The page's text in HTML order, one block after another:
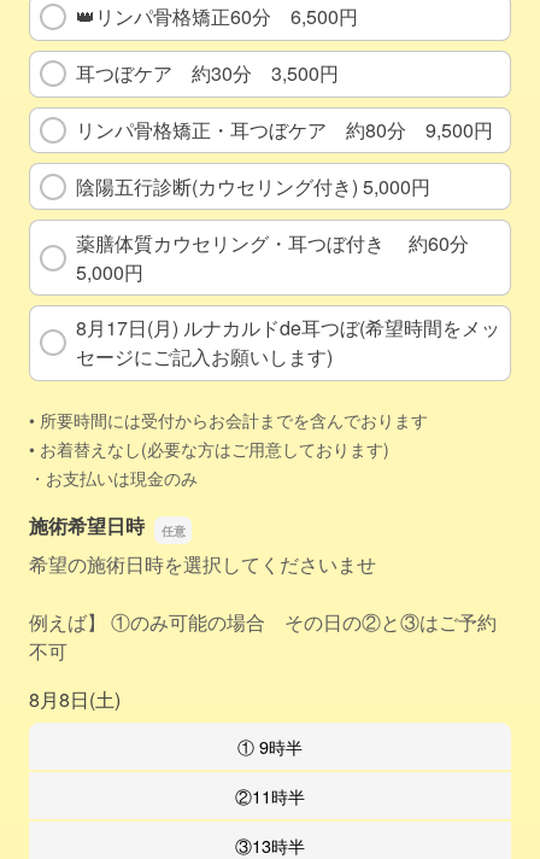
👑リンパ骨格矯正60分 6,500円
耳つぼケア 約30分 3,500円
リンパ骨格矯正・耳つぼケア 約80分 9,500円
陰陽五行診断(カウセリング付き) 5,000円
薬膳体質カウセリング・耳つぼ付き 約60分
5,000円
8月17日(月) ルナカルドde耳つぼ(希望時間をメッ
セージにご記入お願いします)
• 所要時間には受付からお会計までを含んでおります
• お着替えなし(必要な方はご用意しております)
・お支払いは現金のみ
施術希望日時
希望の施術日時を選択してくださいませ
例えば】 ①のみ可能の場合 その日の②と③はご予約
不可
8月8日(土)
① 9時半
②11時半
③13時半